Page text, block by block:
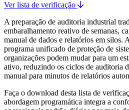
Ver lista de verificação
A preparação de auditoria industrial
embaralhamento reativo de semanas,
manual de dados e relatórios em silos.
programa unificado de proteção de
organizações podem mudar para um
ativo, reduzindo os ciclos de auditoria
manual para minutos de relatórios
Faça o download desta lista de
abordagem programática integra a